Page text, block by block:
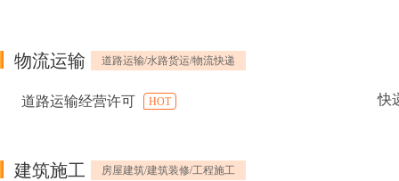
物流运输 道路运输/水路货运/物流快递
道路运输经营许可 HOT 快
建筑施工 房屋建筑/建筑装修/工程施工